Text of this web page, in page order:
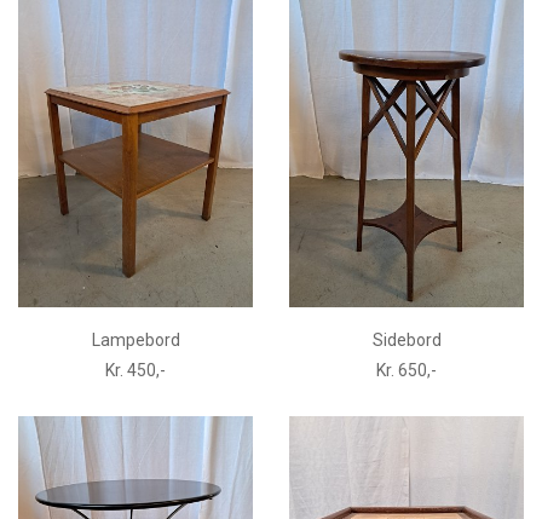
Lampebord
Kr. 450,-
Sidebord
Kr. 650,-